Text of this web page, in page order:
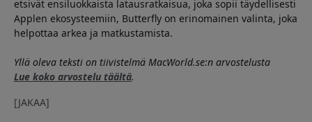
etsivät ensiluokkaista latausratkaisua, joka sopii täydellisesti
Applen ekosysteemiin, Butterfly on erinomainen valinta, joka
helpottaa arkea ja matkustamista.
Yllä oleva teksti on tiivistelmä MacWorld.se:n arvostelusta
Lue koko arvostelu täältä.
[JAKAA]